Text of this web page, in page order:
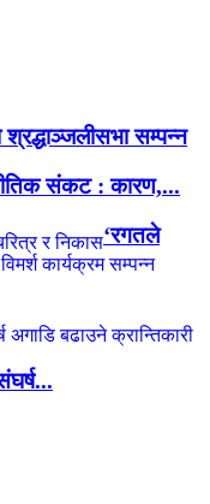
सम्पन्न
संकट : कारण,...
‘रगतले